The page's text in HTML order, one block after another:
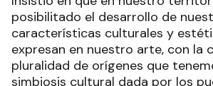
posibilitado el desarrollo de
características culturales y
expresan en nuestro arte, con la
pluralidad de orígenes que
simbiosis cultural dada por los